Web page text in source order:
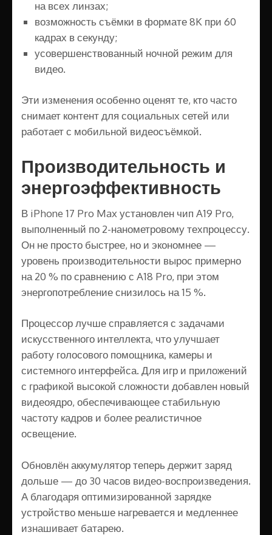
на всех линзах;
возможность съёмки в формате 8K при 60
кадрах в секунду;
усовершенствованный ночной режим для
видео.
Эти изменения особенно оценят те, кто часто
снимает контент для социальных сетей или
работает с мобильной видеосъёмкой.
Производительность и
энергоэффективность
В iPhone 17 Pro Max установлен чип A19 Pro,
выполненный по 2-нанометровому техпроцессу.
Он не просто быстрее, но и экономнее —
уровень производительности вырос примерно
на 20 % по сравнению с A18 Pro, при этом
энергопотребление снизилось на 15 %.
Процессор лучше справляется с задачами
искусственного интеллекта, что улучшает
работу голосового помощника, камеры и
системного интерфейса. Для игр и приложений
с графикой высокой сложности добавлен новый
видеоядро, обеспечивающее стабильную
частоту кадров и более реалистичное
освещение.
Обновлён аккумулятор теперь держит заряд
дольше — до 30 часов видео-воспроизведения.
А благодаря оптимизированной зарядке
устройство меньше нагревается и медленнее
изнашивает батарею.